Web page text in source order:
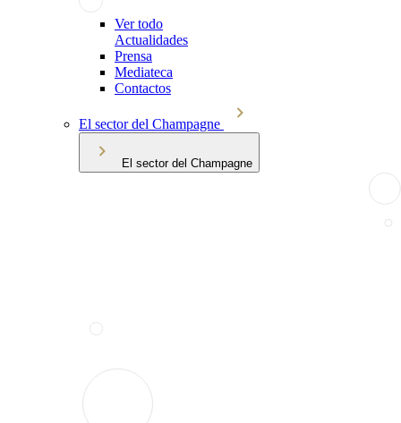
Ver todo
Actualidades
Prensa
Mediateca
Contactos
El sector del Champagne
El sector del Champagne